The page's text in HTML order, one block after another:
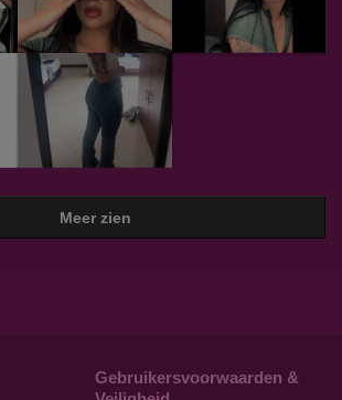
Meer zien
Gebruikersvoorwaarden &